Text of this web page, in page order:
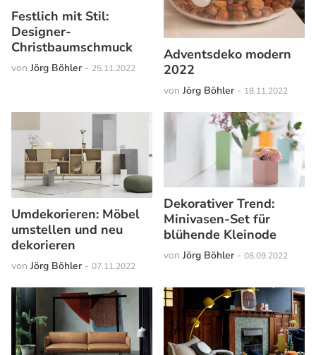
Festlich mit Stil:
Designer-
Christbaumschmuck
von Jörg Böhler - 25.11.2022
Adventsdeko modern
2022
von Jörg Böhler - 18.11.2022
Umdekorieren: Möbel
umstellen und neu
dekorieren
von Jörg Böhler - 07.11.2022
Dekorativer Trend:
Minivasen-Set für
blühende Kleinode
von Jörg Böhler - 08.09.2022